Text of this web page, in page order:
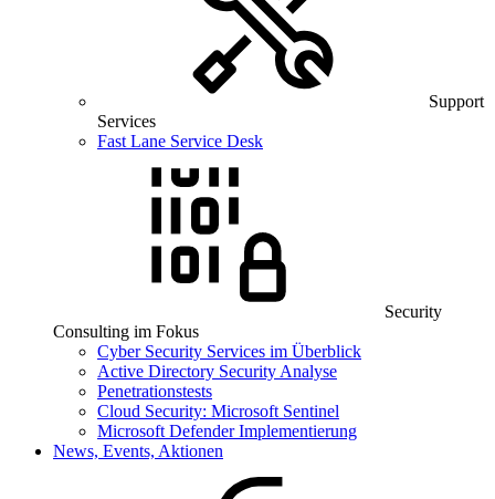
Support
Services
Fast Lane Service Desk
Security
Consulting im Fokus
Cyber Security Services im Überblick
Active Directory Security Analyse
Penetrationstests
Cloud Security: Microsoft Sentinel
Microsoft Defender Implementierung
News, Events, Aktionen